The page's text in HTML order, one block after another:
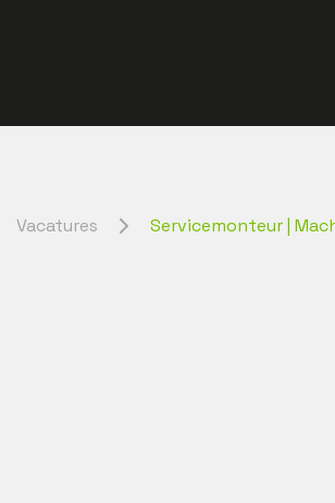
Vacatures Servicemonteur |